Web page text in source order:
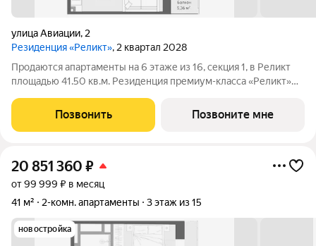
улица Авиации, 2
Резиденция «Реликт», 2 квартал 2028
Продаются апартаменты на 6 этаже из 16, секция 1, в Реликт
площадью 41.50 кв.м. Резиденция премиум-класса «Реликт»
центре города-курорта, вблизи Курортного бульвара и
Нарзанной галереи. Проект
Позвонить Позвоните мне
20 851 360 ₽
от 99 999 ₽ в месяц
41 м²
2-комн. апартаменты 3 этаж из 15
новостройка